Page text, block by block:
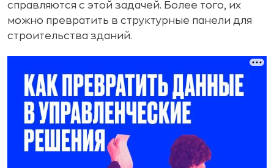
справляются с этой задачей. Более того, их
можно превратить в структурные панели для
строительства зданий.